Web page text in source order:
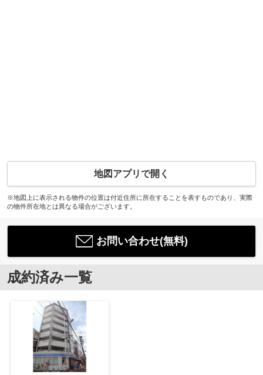
地図アプリで開く
※地図上に表示される物件の位置は付近住所に所在することを表すものであり、実際
の物件所在地とは異なる場合がございます。
お問い合わせ(無料)
成約済み一覧